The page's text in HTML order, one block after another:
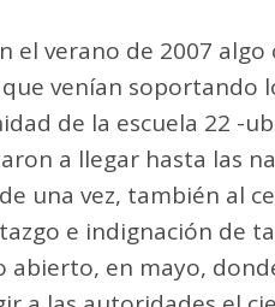
el verano de 2007
venían soportando
de la escuela 22 -
a llegar hasta las
una vez, también al
e indignación de
abierto, en mayo,